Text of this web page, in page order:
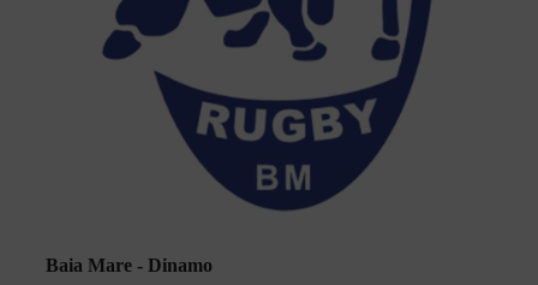
Baia Mare - Dinamo